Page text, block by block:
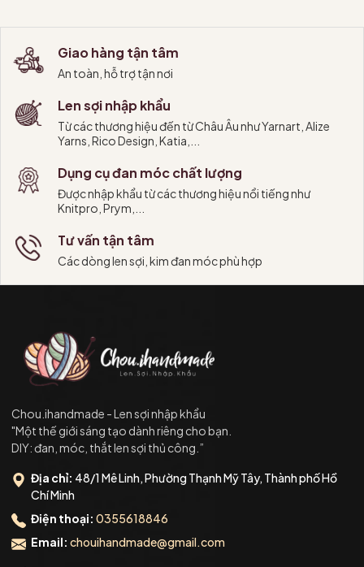
Giao hàng tận tâm
An toàn, hỗ trợ tận nơi
Len sợi nhập khẩu
Từ các thương hiệu đến từ Châu Âu như Yarnart, Alize
Yarns, Rico Design, Katia,...
Dụng cụ đan móc chất lượng
Được nhập khẩu từ các thương hiệu nổi tiếng như
Knitpro, Prym,...
Tư vấn tận tâm
Các dòng len sợi, kim đan móc phù hợp
Chou.ihandmade - Len sợi nhập khẩu
"Một thế giới sáng tạo dành riêng cho bạn.
DIY: đan, móc, thắt len sợi thủ công.”
Địa chỉ: 48/1 Mê Linh, Phường Thạnh Mỹ Tây, Thành phố Hồ
Chí Minh
Điện thoại: 0355618846
Email: chouihandmade@gmail.com